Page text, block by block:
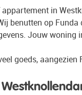
in
benutten op
Jouw woning
goeds,